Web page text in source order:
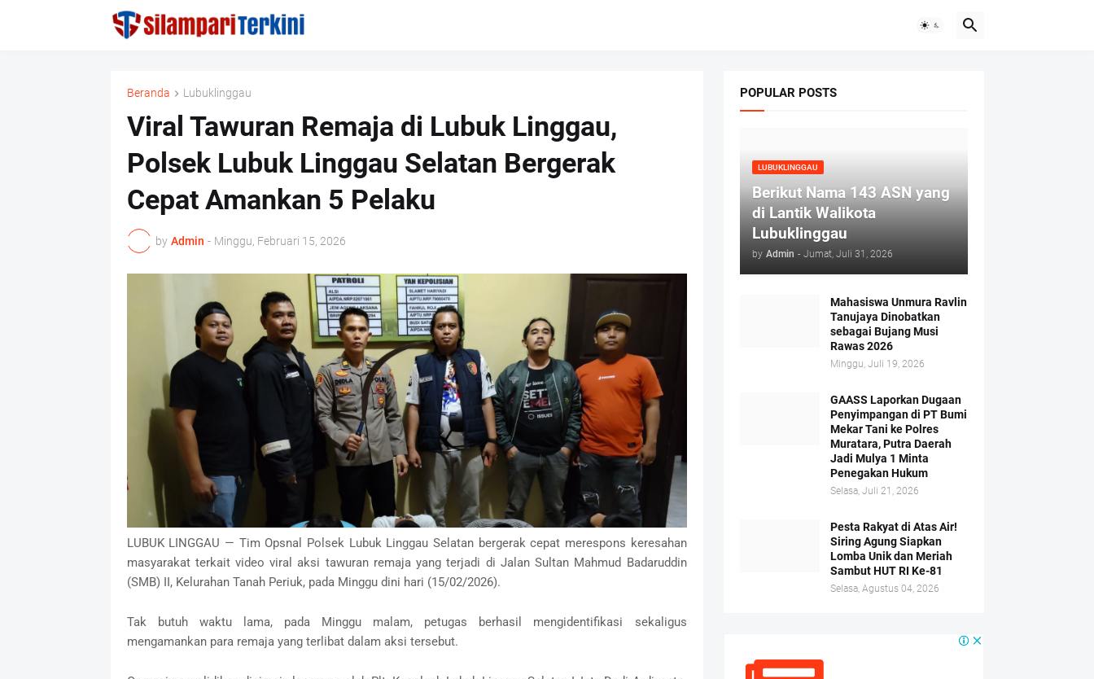
Beranda Lubuklinggau
Viral Tawuran Remaja di Lubuk Linggau,
Polsek Lubuk Linggau Selatan Bergerak
Cepat Amankan 5 Pelaku
by Admin - Minggu, Februari 15, 2026
LUBUK LINGGAU — Tim Opsnal Polsek Lubuk Linggau Selatan bergerak cepat merespons keresahan
masyarakat terkait video viral aksi tawuran remaja yang terjadi di Jalan Sultan Mahmud Badaruddin
(SMB) II, Kelurahan Tanah Periuk, pada Minggu dini hari (15/02/2026).
Tak butuh waktu lama, pada Minggu malam, petugas berhasil mengidentifikasi sekaligus
mengamankan para remaja yang terlibat dalam aksi tersebut.
POPULAR POSTS
LUBUKLINGGAU
Berikut Nama 143 ASN yang
di Lantik Walikota
Lubuklinggau
by Admin - Jumat, Juli 31, 2026
Mahasiswa Unmura Ravlin
Tanujaya Dinobatkan
sebagai Bujang Musi
Rawas 2026
Minggu, Juli 19, 2026
GAASS Laporkan Dugaan
Penyimpangan di PT Bumi
Mekar Tani ke Polres
Muratara, Putra Daerah
Jadi Mulya 1 Minta
Penegakan Hukum
Selasa, Juli 21, 2026
Pesta Rakyat di Atas Air!
Siring Agung Siapkan
Lomba Unik dan Meriah
Sambut HUT RI Ke-81
Selasa, Agustus 04, 2026